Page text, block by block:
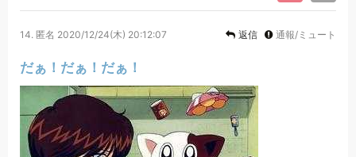
14. 匿名 2020/12/24(木) 20:12:07 返信 通報/ミュート
だぁ！だぁ！だぁ！